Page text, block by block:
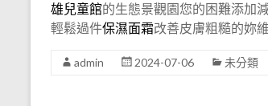
雄兒童館的生態景觀園您的困難添加
輕鬆過件保濕面霜改善皮膚粗糙的妳
admin 2024-07-06 未分類